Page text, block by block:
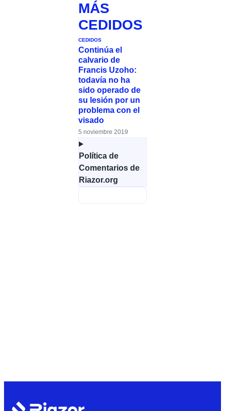
MÁS
CEDIDOS
CEDIDOS
Continúa el
calvario de
Francis Uzoho:
todavía no ha
sido operado de
su lesión por un
problema con el
visado
5 noviembre 2019
Política de
Comentarios de
Riazor.org